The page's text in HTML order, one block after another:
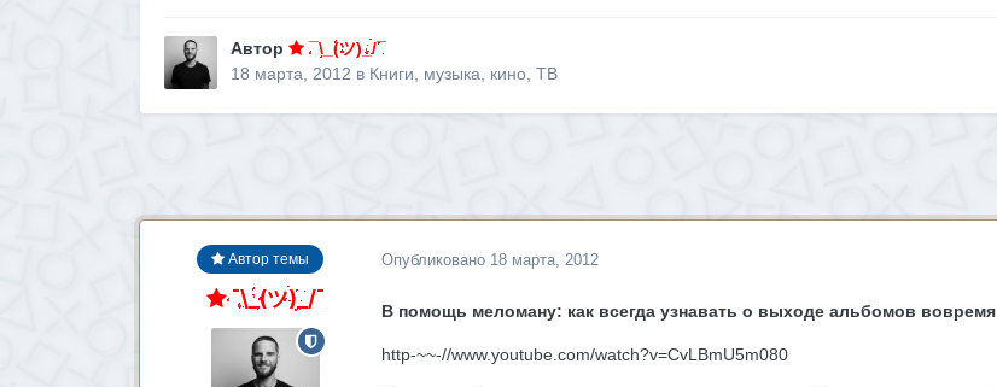
Автор
¯\_(ツ)_/¯
18 марта, 2012 в Книги, музыка, кино, ТВ
Автор темы
¯\_(ツ)_/¯
Опубликовано 18 марта, 2012
В помощь меломану: как всегда узнавать о выходе альбомов вовремя
http-~~-//www.youtube.com/watch?v=CvLBmU5m080